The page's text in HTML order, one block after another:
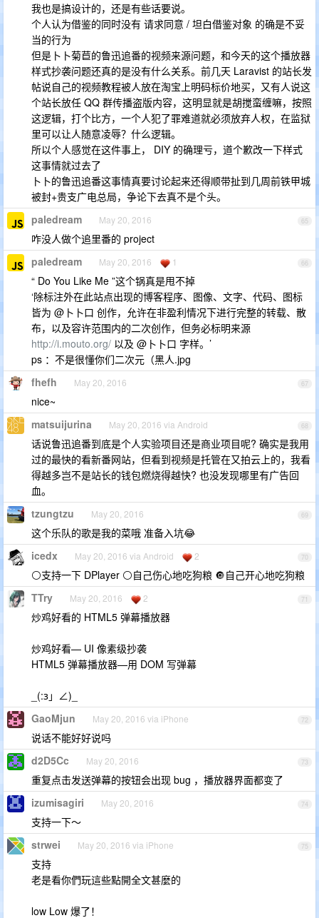
我也是搞设计的，还是有些话要说。
个人认为借鉴的同时没有 请求同意 / 坦白借鉴对象 的确是不妥
当的行为
但是卜卜菊苣的鲁迅追番的视频来源问题，和今天的这个播放器
样式抄袭问题还真的是没有什么关系。前几天 Laravist 的站长发
帖说自己的视频教程被人放在淘宝上明码标价地买，又有人说这
个站长放任 QQ 群传播盗版内容，这明显就是胡搅蛮缠嘛，按照
这逻辑，打个比方，一个人犯了罪难道就必须放弃人权，在监狱
里可以让人随意凌辱？什么逻辑。
所以个人感觉在这件事上， DIY 的确理亏，道个歉改一下样式
这事情就过去了
卜卜的鲁迅追番这事情真要讨论起来还得顺带扯到几周前铁甲城
被封+贵支广电总局，争论下去真不是个头。
65
paledream May 20, 2016
咋没人做个追里番的 project
66
paledream May 20, 2016 1
“ Do You Like Me ”这个锅真是甩不掉
‘除标注外在此站点出现的博客程序、图像、文字、代码、图标
皆为 @卜卜口 创作，允许在非盈利情况下进行完整的转载、散
布，以及容许范围内的二次创作，但务必标明来源
http://i.mouto.org/ 以及 @卜卜口 字样。’
ps ：不是很懂你们二次元（黑人.jpg
67
fhefh May 20, 2016
nice~
68
matsuijurina May 20, 2016 via Android
话说鲁迅追番到底是个人实验项目还是商业项目呢? 确实是我用
过的最快的看新番网站，但看到视频是托管在又拍云上的，我看
得越多岂不是站长的钱包燃烧得越快? 也没发现哪里有广告回
血。
69
tzungtzu May 20, 2016
这个乐队的歌是我的菜哦 准备入坑😂
70
icedx May 20, 2016 via Android 2
⚪支持一下 DPlayer ⚪自己伤心地吃狗粮 🔘自己开心地吃狗粮
71
TTry May 20, 2016 2
炒鸡好看的 HTML5 弹幕播放器
炒鸡好看— UI 像素级抄袭
HTML5 弹幕播放器—用 DOM 写弹幕
_(:з」∠)_
72
GaoMjun May 20, 2016 via iPhone
说话不能好好说吗
73
d2D5Cc May 20, 2016
重复点击发送弹幕的按钮会出现 bug ，播放器界面都变了
74
izumisagiri May 20, 2016
支持一下～
75
strwei May 20, 2016 via iPhone
支持
老是看你們玩這些點開全文甚麼的
low Low 爆了！